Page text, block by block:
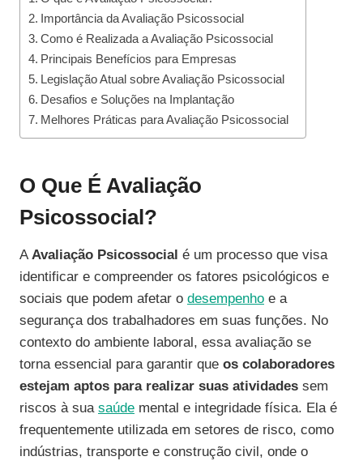
Importância da Avaliação Psicossocial
Como é Realizada a Avaliação Psicossocial
Principais Benefícios para Empresas
Legislação Atual sobre Avaliação Psicossocial
Desafios e Soluções na Implantação
Melhores Práticas para Avaliação Psicossocial
O Que É Avaliação
Psicossocial?
AAvaliação Psicossocial é um processo que visa
identificar e compreender os fatores psicológicos e
sociais que podem afetar o desempenho e a
segurança dos trabalhadores em suas funções. No
contexto do ambiente laboral, essa avaliação se
torna essencial para garantir que os colaboradores
estejam aptos para realizar suas atividades sem
riscos à sua saúde mental e integridade física. Ela é
frequentemente utilizada em setores de risco, como
indústrias, transporte e construção civil, onde o